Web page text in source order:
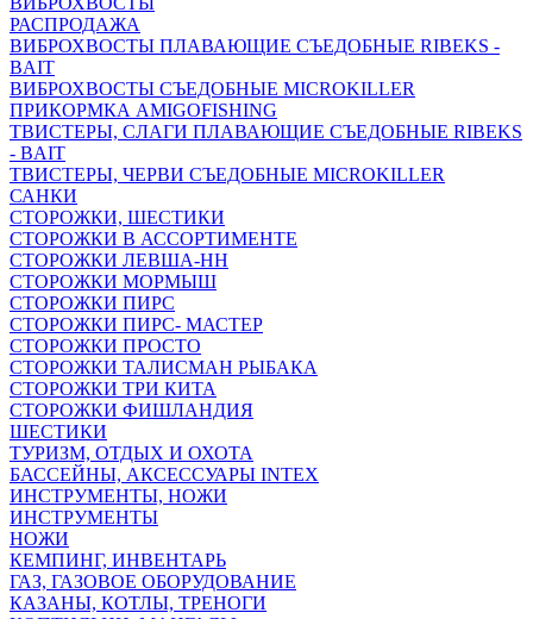
РАСПРОДАЖА
ВИБРОХВОСТЫ ПЛАВАЮЩИЕ СЪЕДОБНЫЕ RIBEKS -
BAIT
ВИБРОХВОСТЫ СЪЕДОБНЫЕ MICROKILLER
ПРИКОРМКА AMIGOFISHING
ТВИСТЕРЫ, СЛАГИ ПЛАВАЮЩИЕ СЪЕДОБНЫЕ RIBEKS
- BAIT
ТВИСТЕРЫ, ЧЕРВИ СЪЕДОБНЫЕ MICROKILLER
САНКИ
СТОРОЖКИ, ШЕСТИКИ
СТОРОЖКИ В АССОРТИМЕНТЕ
СТОРОЖКИ ЛЕВША-НН
СТОРОЖКИ МОРМЫШ
СТОРОЖКИ ПИРС
СТОРОЖКИ ПИРС- МАСТЕР
СТОРОЖКИ ПРОСТО
СТОРОЖКИ ТАЛИСМАН РЫБАКА
СТОРОЖКИ ТРИ КИТА
СТОРОЖКИ ФИШЛАНДИЯ
ШЕСТИКИ
ТУРИЗМ, ОТДЫХ И ОХОТА
БАССЕЙНЫ, АКСЕССУАРЫ INTEX
ИНСТРУМЕНТЫ, НОЖИ
ИНСТРУМЕНТЫ
НОЖИ
КЕМПИНГ, ИНВЕНТАРЬ
ГАЗ, ГАЗОВОЕ ОБОРУДОВАНИЕ
КАЗАНЫ, КОТЛЫ, ТРЕНОГИ